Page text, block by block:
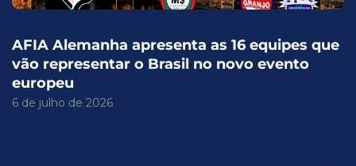
AFIA Alemanha apresenta as 16 equipes que
vão representar o Brasil no novo evento
europeu
6 de julho de 2026